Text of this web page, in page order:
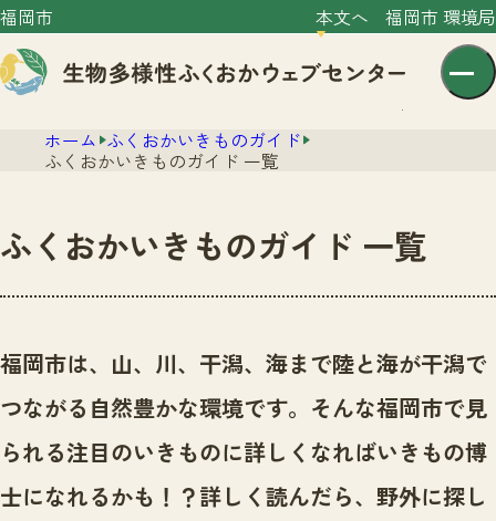
福岡市 本文へ 福岡市 環境局
センター紹介
センター紹介TOP
サイトポリシー
プライバシーポリシー
ニュースTOP
市の取組み
いきものガイド
いきものガイドTOP
注目のいきもの
イベント
ホーム ふくおかいきものガイド
ふくおかいきものガイド 一覧
ふくおかいきものガイド 一覧
福岡市は、山、川、干潟、海まで陸と海が干潟で
つながる自然豊かな環境です。 そんな福岡市で見
られる注目のいきものに詳しくなればいきもの博
士になれるかも！？詳しく読んだら、野外に探し